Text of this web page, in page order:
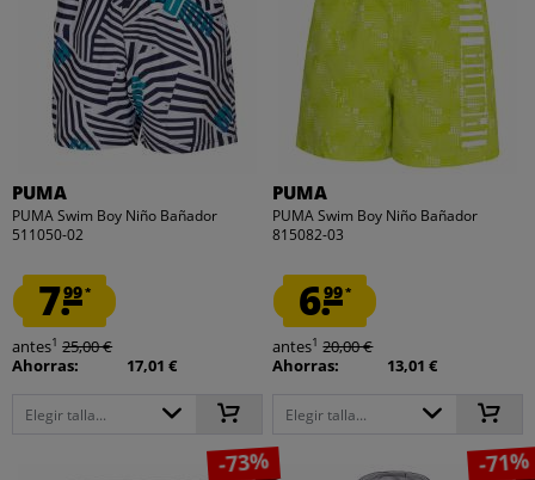
PUMA
PUMA Swim Boy Niño Bañador
511050-02
7.99*
antes1 25,00 €
Ahorras:
17,01 €
Elegir talla...
PUMA
PUMA Swim Boy Niño Bañador
815082-03
6.99*
antes1 20,00 €
Ahorras:
13,01 €
Elegir talla...
-73% -71%